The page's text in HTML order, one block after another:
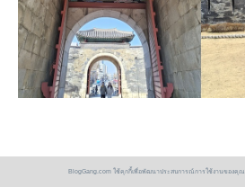
BlogGang.com ใช้คุกกี้เพื่อพัฒนาประสบการณ์การใช้งานของคุณ